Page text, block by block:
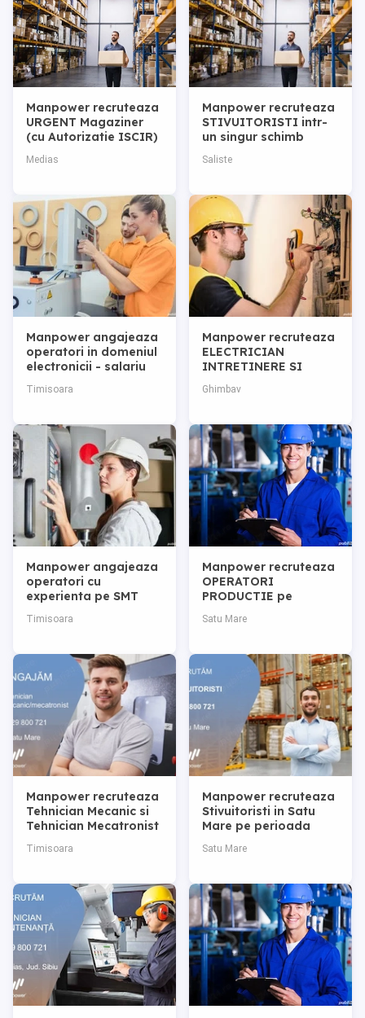
Manpower recruteaza
URGENT Magaziner
(cu Autorizatie ISCIR)
in Medias - 1 schimb
Medias
Manpower recruteaza
STIVUITORISTI intr-
un singur schimb
Saliste
Manpower angajeaza
operatori in domeniul
electronicii - salariu
Timisoara
Manpower recruteaza
ELECTRICIAN
INTRETINERE SI
REPARATII pe
perioada
Ghimbav
Manpower angajeaza
operatori cu
experienta pe SMT
companiile din
Timisoara
Manpower recruteaza
OPERATORI
PRODUCTIE pe
nedeterminata in Satu
Satu Mare
Manpower recruteaza
Tehnician Mecanic si
Tehnician Mecatronist
Timisoara
Manpower recruteaza
Stivuitoristi in Satu
Mare pe perioada
Satu Mare